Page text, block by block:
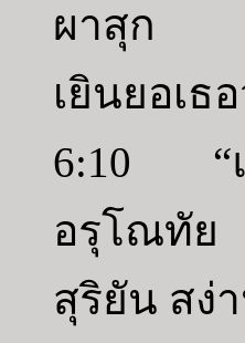
ผาสุก ทั้
เยินยอเธ
6:10 “แ
อรุโณทัย
สุริยัน สง่